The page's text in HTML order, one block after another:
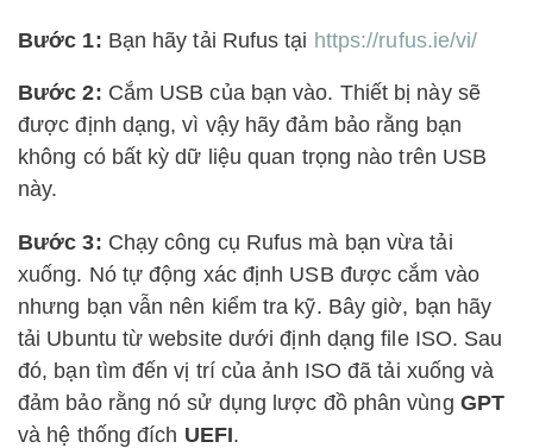
Bước 1: Bạn hãy tải Rufus tại https://rufus.ie/vi/
Bước 2: Cắm USB của bạn vào. Thiết bị này sẽ
được định dạng, vì vậy hãy đảm bảo rằng bạn
không có bất kỳ dữ liệu quan trọng nào trên USB
này.
Bước 3: Chạy công cụ Rufus mà bạn vừa tải
xuống. Nó tự động xác định USB được cắm vào
nhưng bạn vẫn nên kiểm tra kỹ. Bây giờ, bạn hãy
tải Ubuntu từ website dưới định dạng file ISO. Sau
đó, bạn tìm đến vị trí của ảnh ISO đã tải xuống và
đảm bảo rằng nó sử dụng lược đồ phân vùng GPT
và hệ thống đích UEFI.